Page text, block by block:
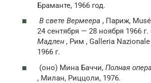
Браманте, 1966 год.
В свете Вермеера , Париж,
24 сентября — 28 ноября 1966 г.
Мадлен , Рим , Galleria Nazionale
1966 г.
(оно) Мина Баччи, Полная
, Милан, Риццоли, 1976.